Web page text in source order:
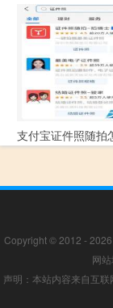
支付宝怎么拍违章
支付宝证件照随拍
Copyright © 2012 - 2026
网
声明：本站内容来自互